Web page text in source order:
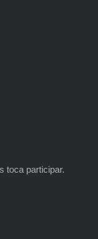
toca participar.